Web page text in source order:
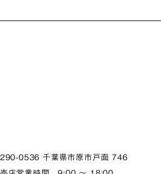
0536 千葉県市原市戸面 746